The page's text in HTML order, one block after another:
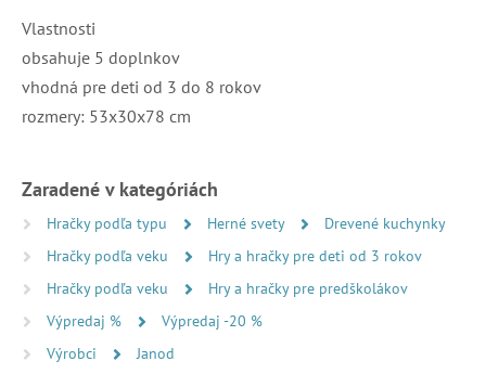
Vlastnosti
obsahuje 5 doplnkov
vhodná pre deti od 3 do 8 rokov
rozmery: 53x30x78 cm
Zaradené v kategóriách
Hračky podľa typu Herné svety
Drevené kuchynky
Hračky podľa veku
Hry a hračky pre deti od 3 rokov
Hračky podľa veku
Hry a hračky pre predškolákov
Výpredaj %
Výpredaj -20 %
Výrobci
Janod